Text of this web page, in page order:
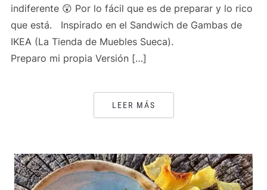
indiferente 😲 Por lo fácil que es de preparar y lo rico
que está. Inspirado en el Sandwich de Gambas de
IKEA (La Tienda de Muebles Sueca).
Preparo mi propia Versión […]
LEER MÁS